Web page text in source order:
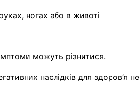
ногах або в животі
можуть різнитися.
наслідків для здоров’я